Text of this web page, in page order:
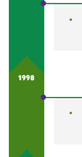
1998